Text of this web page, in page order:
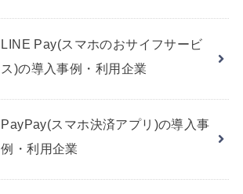
LINE Pay(スマホのおサイフサービ
ス)の導入事例・利用企業
PayPay(スマホ決済アプリ)の導入事
例・利用企業